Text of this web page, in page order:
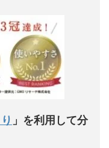
」を利用して分